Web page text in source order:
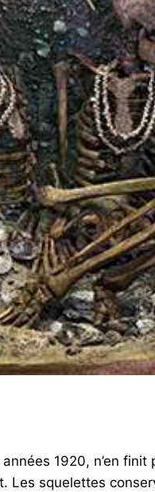
1920, n’en finit
squelettes